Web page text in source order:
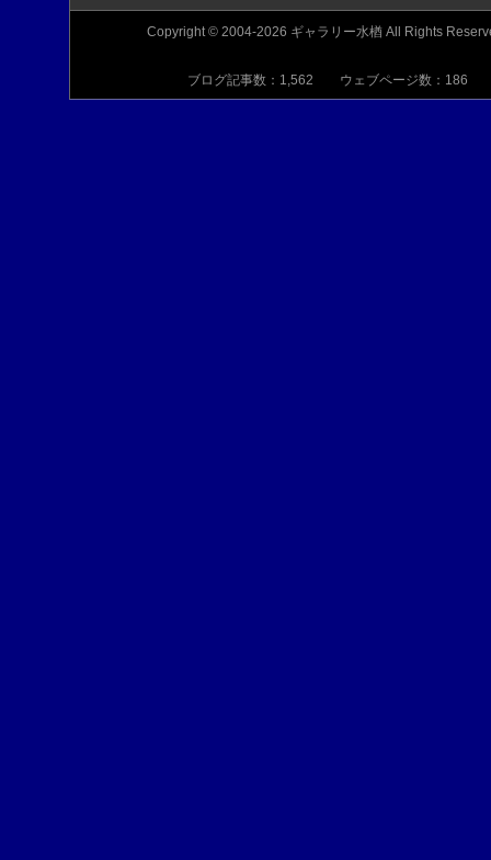
Copyright © 2004-2026 ギャラリー水楢 All Rights
ブログ記事数：1,562 ウェブページ数：186